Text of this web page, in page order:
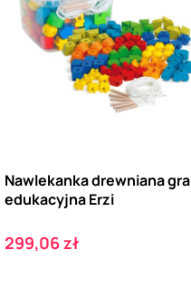
Nawlekanka drewniana gra
edukacyjna Erzi
Cena
299,06 zł